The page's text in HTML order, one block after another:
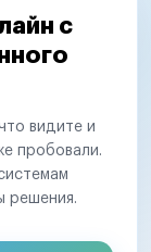
с
видите и
пробовали.
решения.